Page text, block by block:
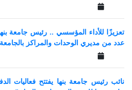
تعزيزًا للأداء المؤسسي .. رئيس جامعة
عدد من مديري الوحدات والمراكز بالجامعة
نائب رئيس جامعة بنها يفتتح فعاليات